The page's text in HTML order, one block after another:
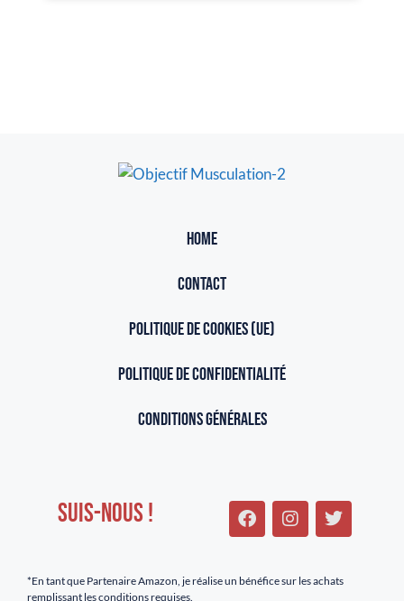
HOME
CONTACT
POLITIQUE DE COOKIES (UE)
POLITIQUE DE CONFIDENTIALITÉ
CONDITIONS GÉNÉRALES
SUIS-NOUS !
*En tant que Partenaire Amazon, je réalise un bénéfice sur les achats
remplissant les conditions requises.